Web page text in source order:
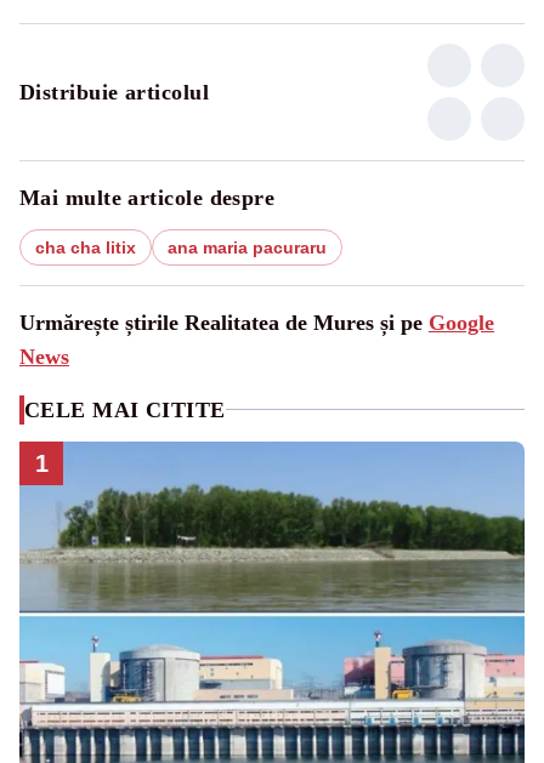
Distribuie articolul
Mai multe articole despre
cha cha litix ana maria pacuraru
Urmărește știrile Realitatea de Mures și pe Google
News
CELE MAI CITITE
1